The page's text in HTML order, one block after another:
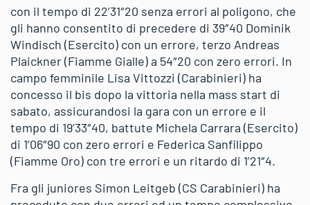
con il tempo di 22’31″20 senza errori al poligono, che
gli hanno consentito di precedere di 39″40 Dominik
Windisch (Esercito) con un errore, terzo Andreas
Plaickner (Fiamme Gialle) a 54″20 con zero errori. In
campo femminile Lisa Vittozzi (Carabinieri) ha
concesso il bis dopo la vittoria nella mass start di
sabato, assicurandosi la gara con un errore e il
tempo di 19’33″40, battute Michela Carrara (Esercito)
di 1’06″90 con zero errori e Federica Sanfilippo
(Fiamme Oro) con tre errori e un ritardo di 1’21″4.
Fra gli juniores Simon Leitgeb (CS Carabinieri) ha